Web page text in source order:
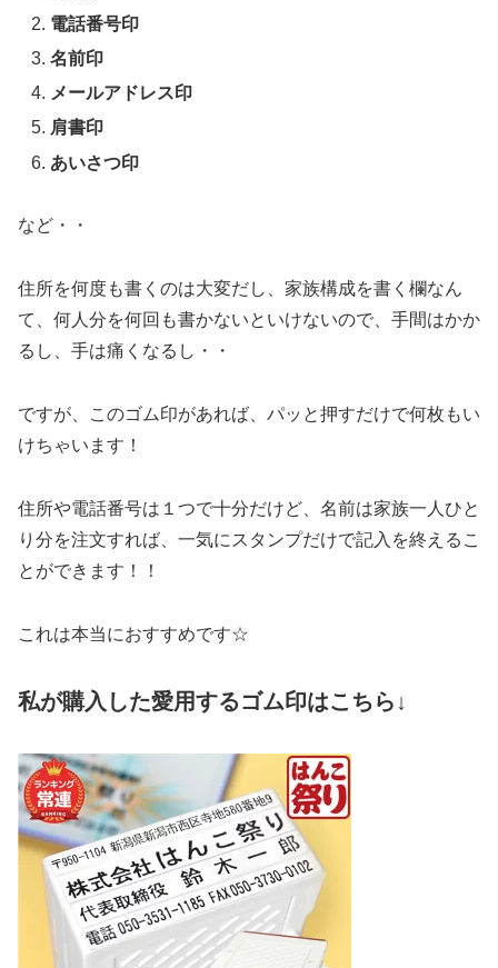
電話番号印
名前印
メールアドレス印
肩書印
あいさつ印
など・・
住所を何度も書くのは大変だし、家族構成を書く欄なん
て、何人分を何回も書かないといけないので、手間はかか
るし、手は痛くなるし・・
ですが、このゴム印があれば、パッと押すだけで何枚もい
けちゃいます！
住所や電話番号は１つで十分だけど、名前は家族一人ひと
り分を注文すれば、一気にスタンプだけで記入を終えるこ
とができます！！
これは本当におすすめです☆
私が購入した愛用するゴム印はこちら↓